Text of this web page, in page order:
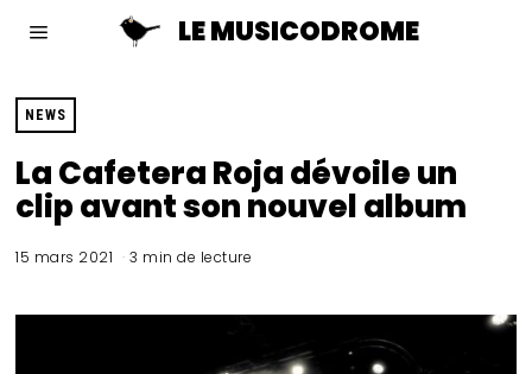
LE MUSICODROME
NEWS
La Cafetera Roja dévoile un
clip avant son nouvel album
15 mars 2021 3 min de lecture